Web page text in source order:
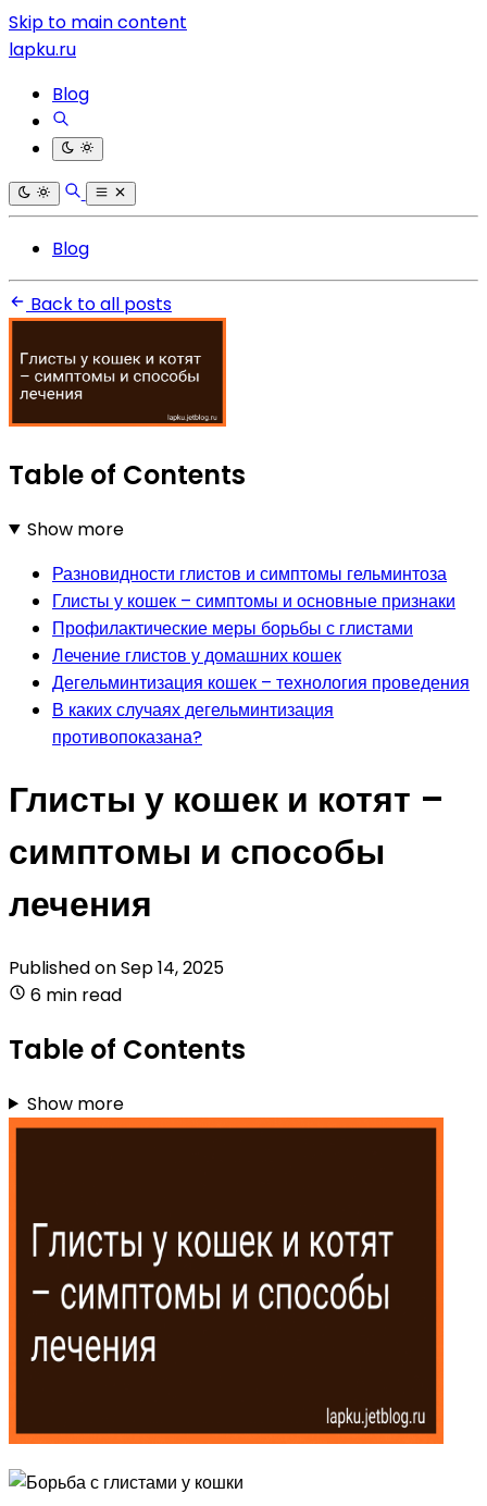
Skip to main content
lapku.ru
Blog
Blog
Back to all posts
Table of Contents
Show more
Разновидности глистов и симптомы гельминтоза
Глисты у кошек – симптомы и основные признаки
Профилактические меры борьбы с глистами
Лечение глистов у домашних кошек
Дегельминтизация кошек – технология проведения
В каких случаях дегельминтизация
противопоказана?
Глисты у кошек и котят –
симптомы и способы
лечения
Published onSep 14, 2025
6 min read
Table of Contents
Show more